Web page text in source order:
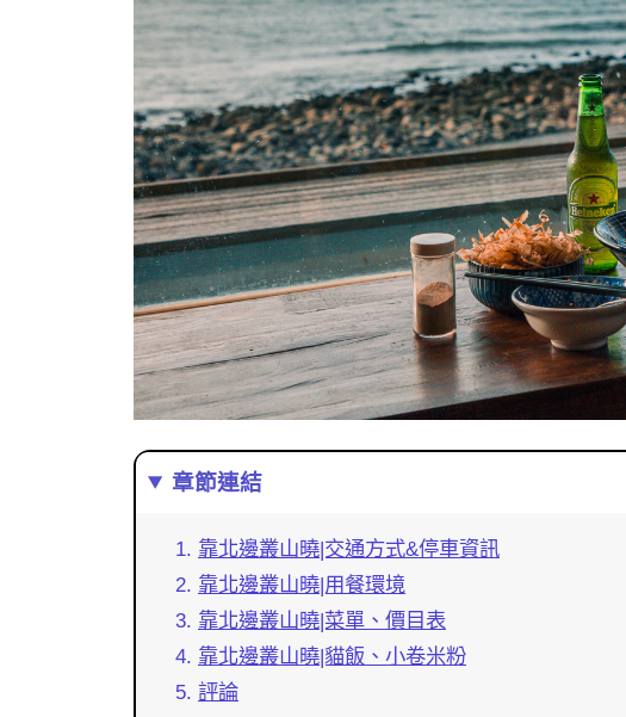
章節連結
靠北邊叢山曉|交通方式&停車資訊
靠北邊叢山曉|用餐環境
靠北邊叢山曉|菜單、價目表
靠北邊叢山曉|貓飯、小卷米粉
評論